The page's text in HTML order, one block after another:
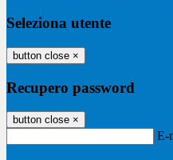
Seleziona utente
button close ×
Recupero password
button close ×
E-